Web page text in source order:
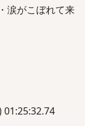
涙がこぼれて来